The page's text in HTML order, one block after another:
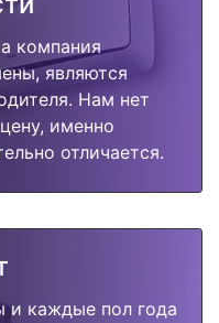
компания
являются
Нам нет
именно
отличается.
и каждые пол года